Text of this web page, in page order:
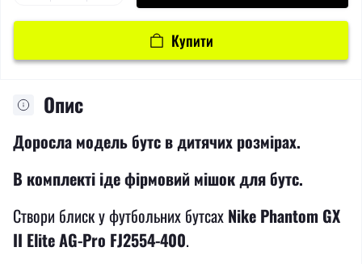
Купити
Опис
Доросла модель бутс в дитячих розмірах.
В комплекті іде фірмовий мішок для бутс.
Створи блиск у футбольних бутсах Nike Phantom GX
II Elite AG-Pro FJ2554-400.